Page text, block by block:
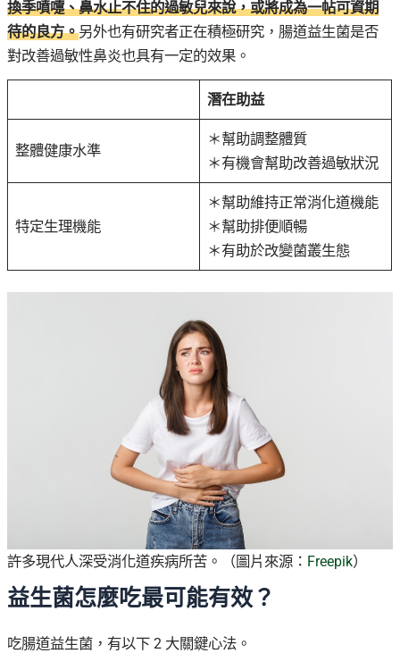
換季噴嚏、鼻水止不住的過敏兒來說，或將成為一帖可資期
待的良方。另外也有研究者正在積極研究，腸道益生菌是否
對改善過敏性鼻炎也具有一定的效果。
潛在助益
整體健康水準
＊幫助調整體質
＊有機會幫助改善過敏狀況
特定生理機能
＊幫助維持正常消化道機能
＊幫助排便順暢
＊有助於改變菌叢生態
許多現代人深受消化道疾病所苦。（圖片來源： Freepik）
益生菌怎麼吃最可能有效？
吃腸道益生菌，有以下 2 大關鍵心法。